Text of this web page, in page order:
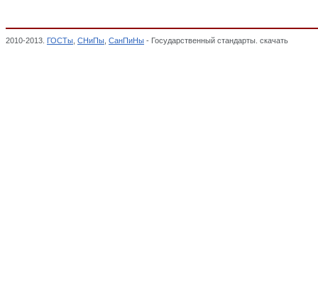
2010-2013. ГОСТы СНиПы СанПиНы - Государственный стандарты. скачать